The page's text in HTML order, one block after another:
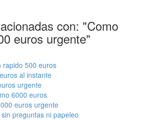
con: "Como
euros urgente"
rapido 500 euros
al instante
urgente
6000 euros
euros urgente
preguntas ni papeleo